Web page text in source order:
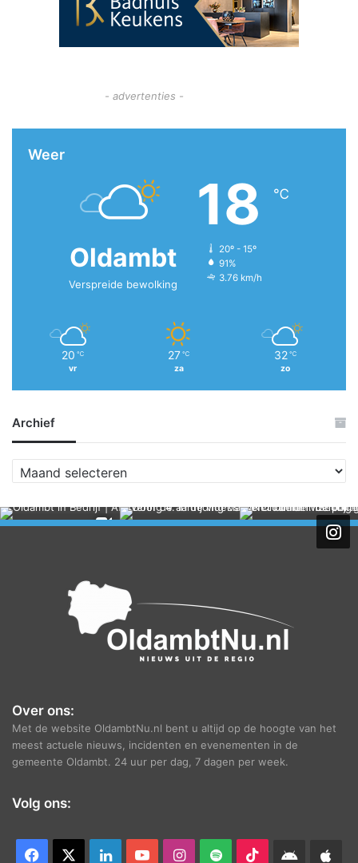
- advertenties -
Weer
Oldambt
Verspreide bewolking
18 ℃
20º - 15º
91%
3.76 km/h
20 ℃
vr
27 ℃
za
32 ℃
zo
Archief
r
h
Over ons:
Met de website OldambtNu.nl bent u altijd op de hoogte van het
meest actuele nieuws, incidenten en evenementen in de
gemeente Oldambt. 24 uur per dag, 7 dagen per week.
Volg ons:
Facebook LinkedInYouTubeInstagram
Spotify TikTokAndroid